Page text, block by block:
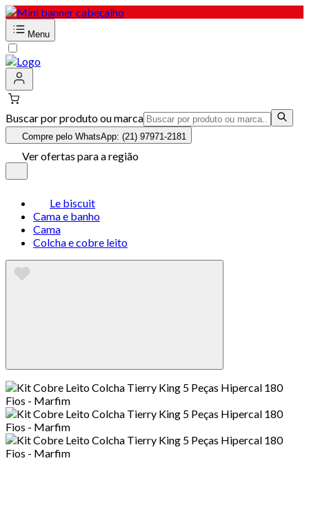
Menu
Buscar por produto ou marca
Compre pelo WhatsApp: (21) 97971-2181
Ver ofertas para a região
Le biscuit
Cama e banho
Cama
Colcha e cobre leito